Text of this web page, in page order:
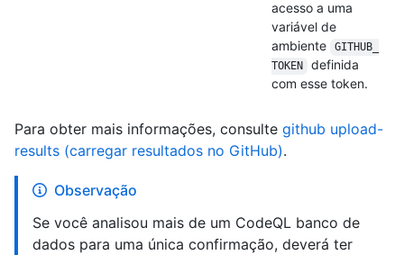
acesso a uma
variável de
ambiente
GITHUB_
TOKEN
definida
com esse token.
Para obter mais informações, consulte github upload-
results (carregar resultados no GitHub).
Observação
Se você analisou mais de um CodeQL banco de
dados para uma única confirmação, deverá ter